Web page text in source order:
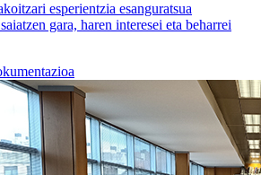
esperientzia esanguratsua
gara, haren interesei eta beharrei